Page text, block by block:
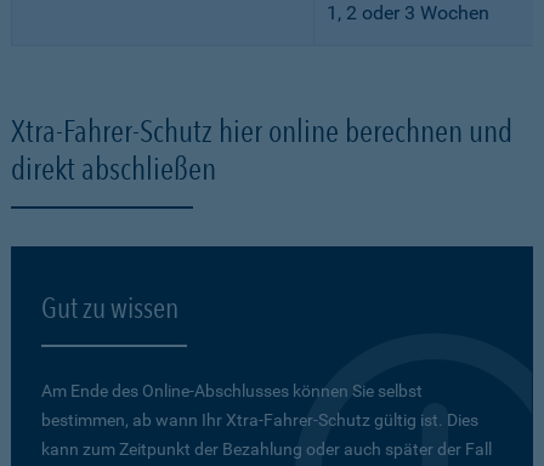
1, 2 oder 3 Wochen
Xtra-Fahrer-Schutz hier online berechnen und
direkt abschließen
Gut zu wissen
Am Ende des Online-Abschlusses können Sie selbst
bestimmen, ab wann Ihr Xtra-Fahrer-Schutz gültig ist. Dies
kann zum Zeitpunkt der Bezahlung oder auch später der Fall